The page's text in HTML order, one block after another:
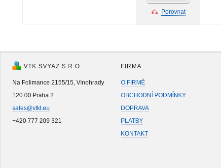
Porovnat
VTK SVYAZ S.R.O.
Na Folimance 2155/15, Vinohrady
120 00 Praha 2
sales@vtkt.eu
+420 777 209 321
FIRMA
O FIRMĚ
OBCHODNÍ PODMÍNKY
DOPRAVA
PLATBY
KONTAKT